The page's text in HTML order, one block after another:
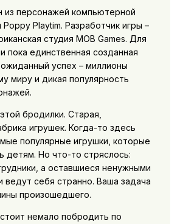
из персонажей компьютерной
Playtim. Разработчик игры –
студия MOB Games. Для
пока единственная созданная
успех – миллионы
миру и дикая популярность
бродилки. Старая,
игрушек. Когда-то здесь
популярные игрушки, которые
детям. Но что-то стряслось:
а оставшиеся ненужными
ведут себя странно. Ваша задача
произошедшего.
немало побродить по